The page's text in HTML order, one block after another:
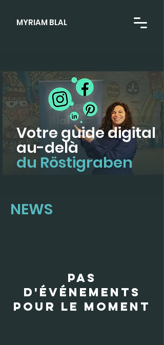
MYRIAM BLAL
Votre guide digital
au-delà
du Röstigraben
NEWS
Pas
d'événements
pour le moment